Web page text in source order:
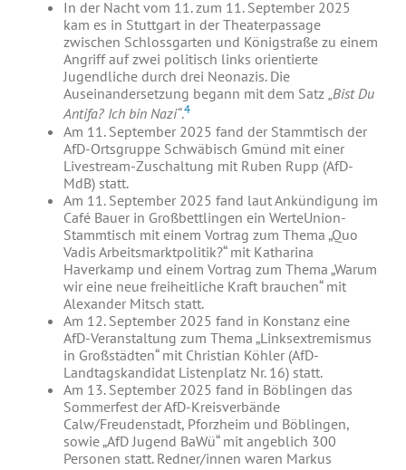
In der Nacht vom 11. zum 11. September 2025
kam es in Stuttgart in der Theaterpassage
zwischen Schlossgarten und Königstraße zu einem
Angriff auf zwei politisch links orientierte
Jugendliche durch drei Neonazis. Die
Auseinandersetzung begann mit dem Satz „Bist Du
Antifa? Ich bin Nazi“.4
Am 11. September 2025 fand der Stammtisch der
AfD-Ortsgruppe Schwäbisch Gmünd mit einer
Livestream-Zuschaltung mit Ruben Rupp (AfD-
MdB) statt.
Am 11. September 2025 fand laut Ankündigung im
Café Bauer in Großbettlingen ein WerteUnion-
Stammtisch mit einem Vortrag zum Thema „Quo
Vadis Arbeitsmarktpolitik?“ mit Katharina
Haverkamp und einem Vortrag zum Thema „Warum
wir eine neue freiheitliche Kraft brauchen“ mit
Alexander Mitsch statt.
Am 12. September 2025 fand in Konstanz eine
AfD-Veranstaltung zum Thema „Linksextremismus
in Großstädten“ mit Christian Köhler (AfD-
Landtagskandidat Listenplatz Nr. 16) statt.
Am 13. September 2025 fand in Böblingen das
Sommerfest der AfD-Kreisverbände
Calw/Freudenstadt, Pforzheim und Böblingen,
sowie „AfD Jugend BaWü“ mit angeblich 300
Personen statt. Redner/innen waren Markus